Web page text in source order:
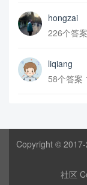
hongzai
226个答
liqiang
58个答案
Copyright ©
社区